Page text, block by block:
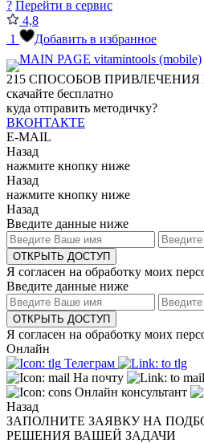
? Перейти в сервис
4,8
1
Добавить в избранное
215 СПОСОБОВ ПРИВЛЕЧЕНИЯ
скачайте бесплатно
куда отправить методичку?
ВКОНТАКТЕ
E-MAIL
Назад
нажмите кнопку ниже
Назад
нажмите кнопку ниже
Назад
Введите данные ниже
ОТКРЫТЬ ДОСТУП
Я согласен на обработку моих
Введите данные ниже
ОТКРЫТЬ ДОСТУП
Я согласен на обработку моих
Онлайн
Телеграм
На почту
Онлайн консультант
Назад
ЗАПОЛНИТЕ ЗАЯВКУ НА
РЕШЕНИЯ ВАШЕЙ ЗАДАЧИ